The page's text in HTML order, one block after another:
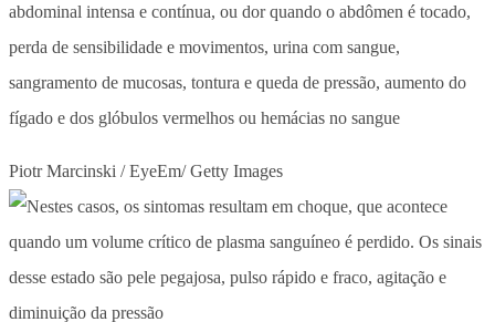
abdominal intensa e contínua, ou dor quando o abdômen é tocado,
perda de sensibilidade e movimentos, urina com sangue,
sangramento de mucosas, tontura e queda de pressão, aumento do
fígado e dos glóbulos vermelhos ou hemácias no sangue
Piotr Marcinski / EyeEm/ Getty Images